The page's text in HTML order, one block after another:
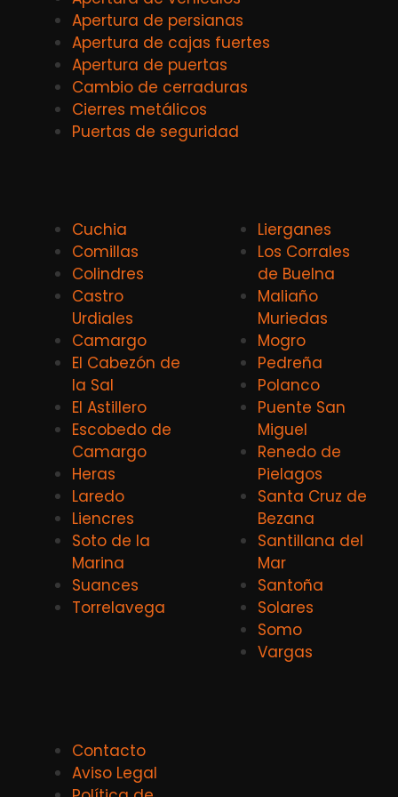
Apertura de persianas
Apertura de cajas fuertes
Apertura de puertas
Cambio de cerraduras
Cierres metálicos
Puertas de seguridad
Cuchia
Comillas
Colindres
Castro
Urdiales
Camargo
El Cabezón de
la Sal
El Astillero
Escobedo de
Camargo
Heras
Laredo
Liencres
Soto de la
Marina
Suances
Torrelavega
Lierganes
Los Corrales
de Buelna
Maliaño
Muriedas
Mogro
Pedreña
Polanco
Puente San
Miguel
Renedo de
Pielagos
Santa Cruz de
Bezana
Santillana del
Mar
Santoña
Solares
Somo
Vargas
Contacto
Aviso Legal